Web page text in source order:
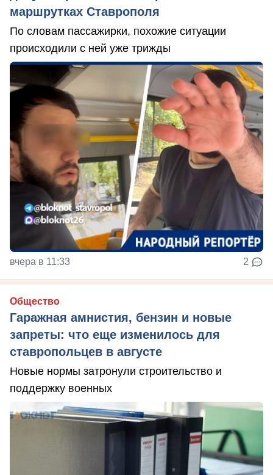
маршрутках Ставрополя
По словам пассажирки, похожие ситуации
происходили с ней уже трижды
вчера в 11:33 2
Общество
Гаражная амнистия, бензин и новые
запреты: что еще изменилось для
ставропольцев в августе
Новые нормы затронули строительство и
поддержку военных